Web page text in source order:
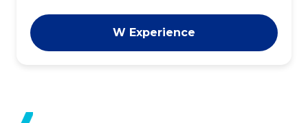
W Experience